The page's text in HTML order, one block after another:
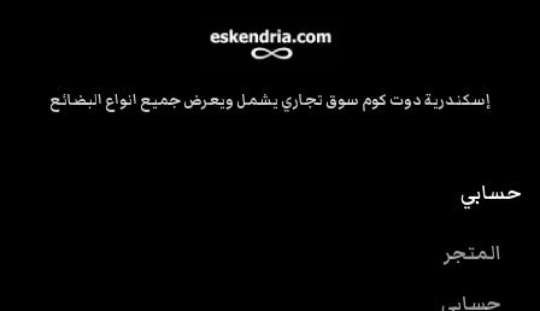
إسكندرية دوت كوم سوق تجاري يشمل ويعرض جميع انواع البضائع
حسابي
المتجر
حسابي